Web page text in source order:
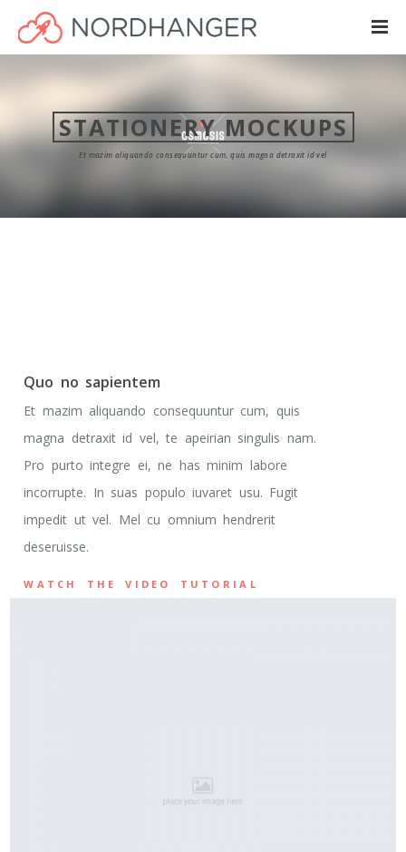
STATIONERY MOCKUPS
Et mazim aliquando consequuntur cum, quis magna detraxit id vel
Quo no sapientem
Et mazim aliquando consequuntur cum, quis
magna detraxit id vel, te apeirian singulis nam.
Pro purto integre ei, ne has minim labore
incorrupte. In suas populo iuvaret usu. Fugit
impedit ut vel. Mel cu omnium hendrerit
deseruisse.
WATCH THE VIDEO TUTORIAL